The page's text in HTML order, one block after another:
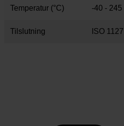
Temperatur (°C) -40 - 245
Tilslutning ISO